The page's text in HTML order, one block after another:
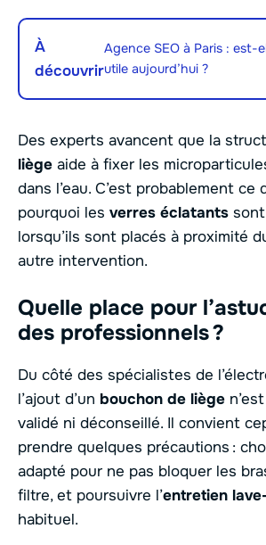
À
découvrir
Agence SEO à Paris : est-
utile aujourd’hui ?
Des experts avancent que la
liège aide à fixer les
dans l’eau. C’est probablement ce
pourquoi les verres éclatants
lorsqu’ils sont placés à proximité
autre intervention.
Quelle place pour
des professionnels ?
Du côté des spécialistes de
l’ajout d’un bouchon de liège
validé ni déconseillé. Il convient
prendre quelques précautions :
adapté pour ne pas bloquer les
filtre, et poursuivre l’entretien
habituel.